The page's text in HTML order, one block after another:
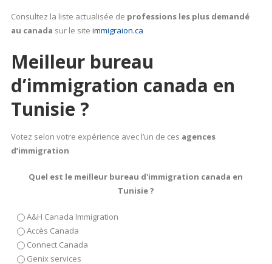
Consultez la liste actualisée de professions les plus demandé
au canada sur le site immigraion.ca
Meilleur bureau
d’immigration canada en
Tunisie ?
Votez selon votre expérience avec l’un de ces agences
d’immigration
Quel est le meilleur bureau d'immigration canada en
Tunisie ?
A&H Canada Immigration
Accès Canada
Connect Canada
Genix services